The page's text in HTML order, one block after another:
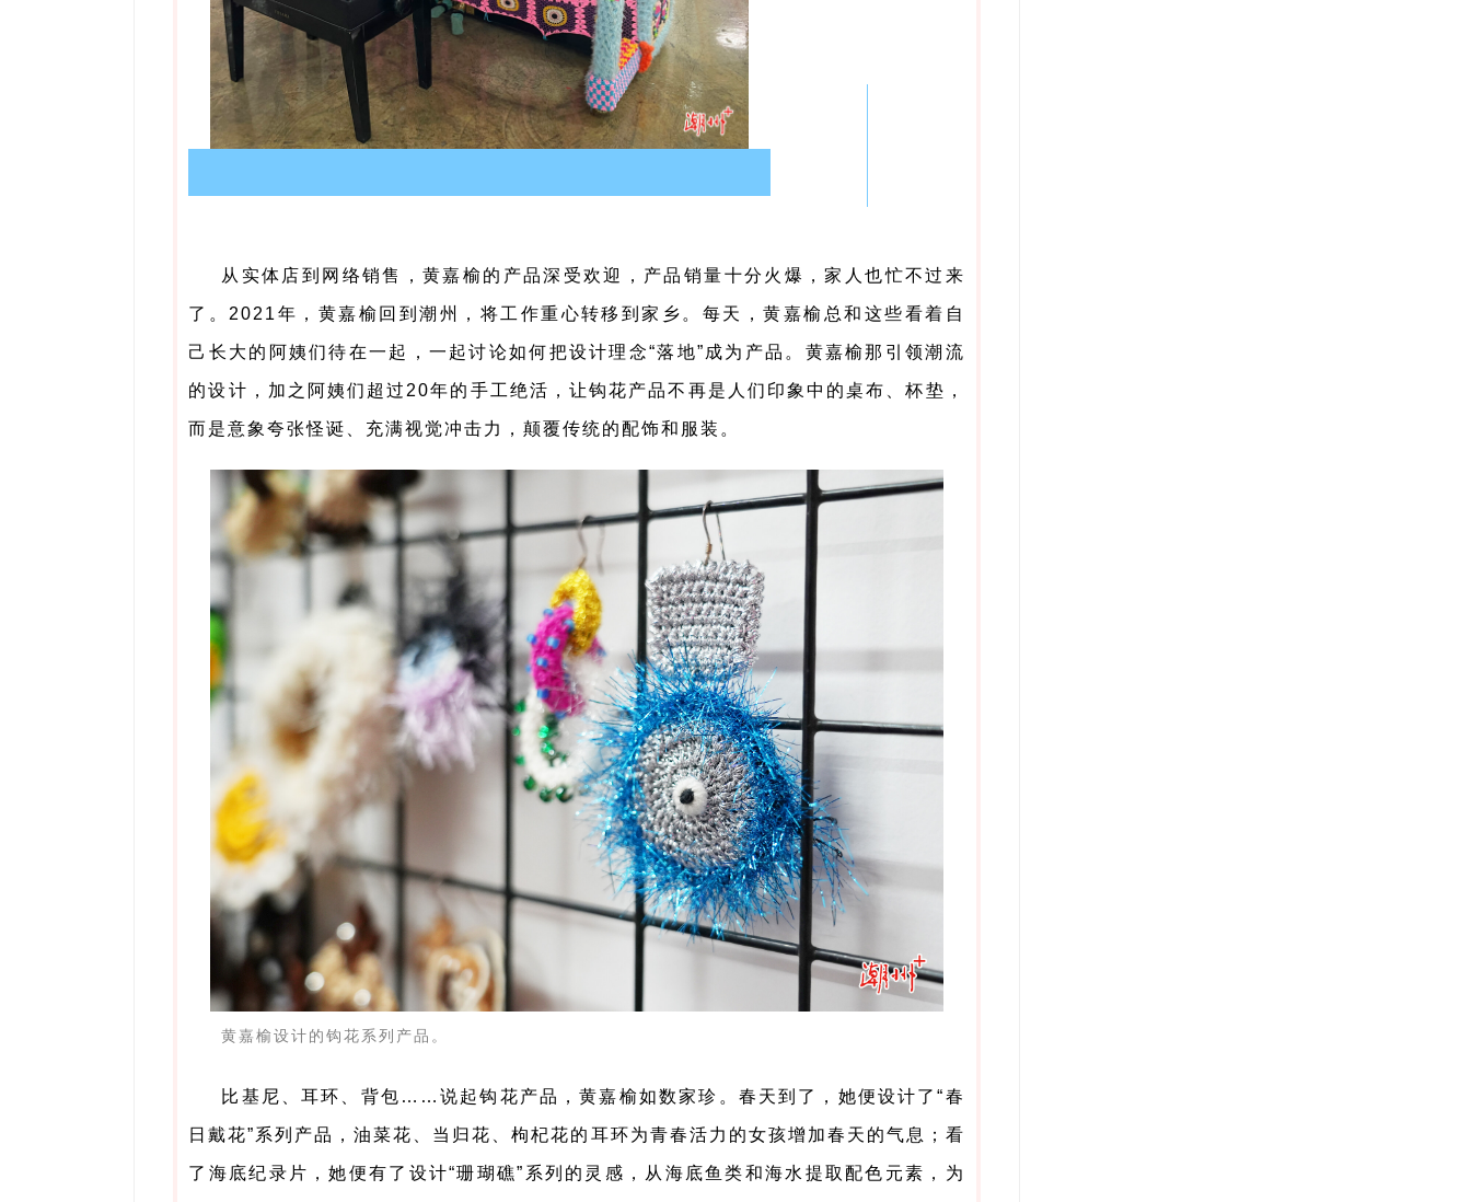
从实体店到网络销售，黄嘉榆的产品深受欢迎，产品销量十分火爆，家人也忙不过来
了。2021年，黄嘉榆回到潮州，将工作重心转移到家乡。每天，黄嘉榆总和这些看着自
己长大的阿姨们待在一起，一起讨论如何把设计理念“落地”成为产品。黄嘉榆那引领潮流
的设计，加之阿姨们超过20年的手工绝活，让钩花产品不再是人们印象中的桌布、杯垫，
而是意象夸张怪诞、充满视觉冲击力，颠覆传统的配饰和服装。
黄嘉榆设计的钩花系列产品。
比基尼、耳环、背包……说起钩花产品，黄嘉榆如数家珍。春天到了，她便设计了“春
日戴花”系列产品，油菜花、当归花、枸杞花的耳环为青春活力的女孩增加春天的气息；看
了海底纪录片，她便有了设计“珊瑚礁”系列的灵感，从海底鱼类和海水提取配色元素，为